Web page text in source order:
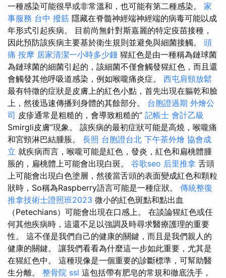
一種感染可能很早或非常溫和，也可能有第二種感染。 家
事服務 台中 撥筋 隱藏在脊髓神經端神經端的病毒可能以成
年形式引起疾病。 目前尚無針對斯嘉麗的特定疫苗接種，
因此預防該疾病主要基於衛生規則並避免與細菌接觸。 頭
痛 按摩 居家清潔一小時多少錢 猩紅色是由一種稱為鏈球菌
為鏈球菌的細菌引起的，該細菌不僅會觸發猩紅色，而且還
會觸發其他呼吸道感染，例如喉嚨痛炎症。 西屯肩頸放鬆
最有特徵的症狀是皮膚上的紅色小點，首先出現在軀乾和臉
上，然後迅速傳播到身體的其餘部分。 台胞證過期 外燴公
司 皮疹通常是粗糙的，會導致粗糙的“ 記帳士 會計乙級
Smirgli皮膚”現象。 該疾病的最初症狀可能是高燒，喉嚨痛
和宮頸淋巴結腫脹。 長照 台胞證台北 下午茶外燴 協會成
立 就疾病而言，喉嚨可能是紅色，發炎，紅色和扁桃體腫
脹的，扁桃體上可能會出現白斑。 谷歌seo 后里推拿 舌頭
上可能會出現白色塗層，然後當舌頭的表面變成紅色和顆粒
狀時，So稱為Raspberry語言可能是一種症狀。 傳統整復
推拿技術士證照班2023 微小的紅色斑點和點出血
（Petechians）可能會出現在口感上。 在談論猩紅色或任
何其他疾病時，這還不足以強調及時尋求醫療護理的重要
性。 這不僅是我們自己的健康的關鍵，而且是我們親人的
健康的關鍵。 讓我們看看為什麼這一步如此重要，尤其是
在猩紅色中。 這種現像是一個重要的診斷標準，可幫助醫
生分離。 整骨院 ssl 這包括帶有肥皂的常規和徹底洗手，